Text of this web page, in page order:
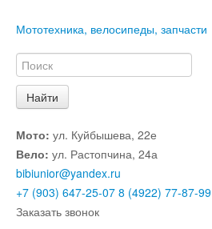
Мототехника, велосипеды, запчасти
Мото: ул. Куйбышева, 22е
Вело: ул. Растопчина, 24а
bibiunior@yandex.ru
+7 (903) 647-25-07 8 (4922) 77-87-99
Заказать звонок